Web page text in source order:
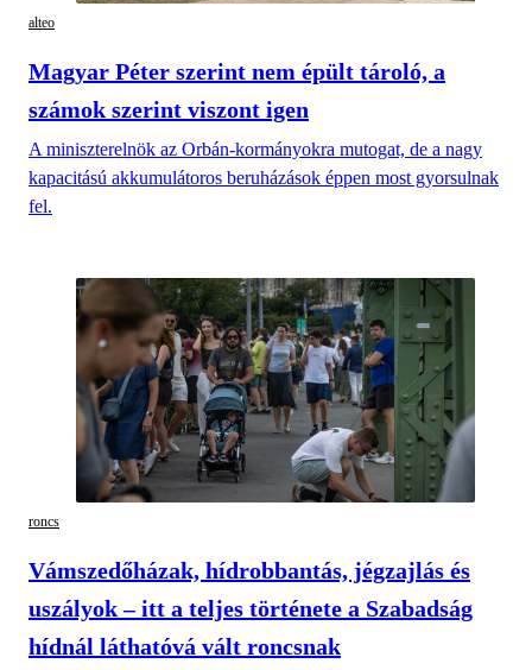
alteo
Magyar Péter szerint nem épült tároló, a
számok szerint viszont igen
A miniszterelnök az Orbán-kormányokra mutogat, de a nagy
kapacitású akkumulátoros beruházások éppen most gyorsulnak
fel.
roncs
Vámszedőházak, hídrobbantás, jégzajlás és
uszályok – itt a teljes története a Szabadság
hídnál láthatóvá vált roncsnak